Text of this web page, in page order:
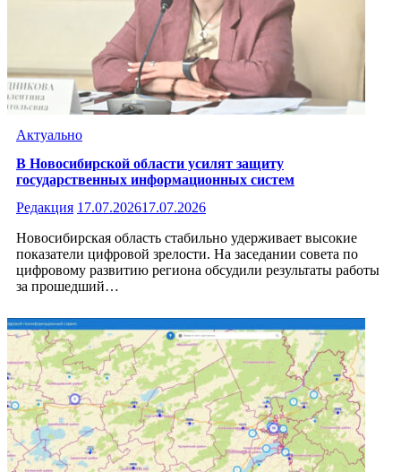
Актуально
В Новосибирской области усилят защиту
государственных информационных систем
Редакция 17.07.202617.07.2026
Новосибирская область стабильно удерживает высокие
показатели цифровой зрелости. На заседании совета по
цифровому развитию региона обсудили результаты работы
за прошедший…